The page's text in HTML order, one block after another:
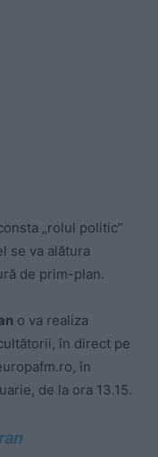
„rolul politic”
se va alătura
de prim-plan.
o va realiza
în direct pe
în
de la ora 13.15.